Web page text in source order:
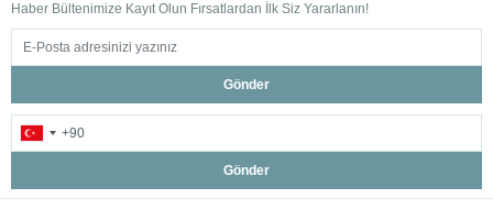
Haber Bültenimize Kayıt Olun Fırsatlardan İlk Siz Yararlanın!
Gönder
Gönder